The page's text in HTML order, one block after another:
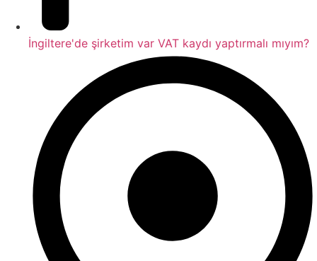
İngiltere'de şirketim var VAT kaydı yaptırmalı mıyım?